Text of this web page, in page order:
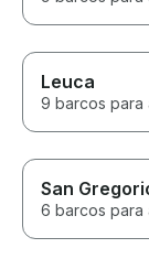
Leuca
9 barcos para
San
6 barcos para